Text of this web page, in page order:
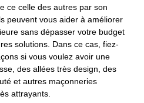
ce celle des autres par son
peuvent vous aider à améliorer
sans dépasser votre budget
solutions. Dans ce cas, fiez-
si vous voulez avoir une
des allées très design, des
et autres maçonneries
attrayants.